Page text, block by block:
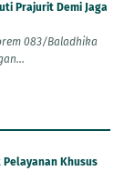
Prajurit Demi Jaga
083/Baladhika
Pelayanan Khusus